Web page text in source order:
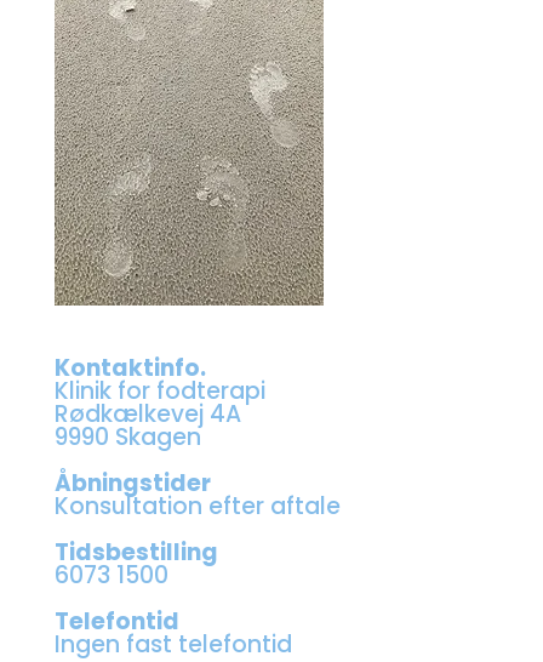
Kontaktinfo.
Klinik for fodterapi
Rødkælkevej 4A
9990 Skagen
Åbningstider
Konsultation efter aftale
Tidsbestilling
6073 1500
Telefontid
Ingen fast telefontid